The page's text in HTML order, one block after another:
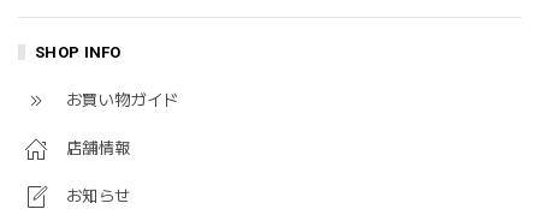
SHOP INFO
お買い物ガイド
店舗情報
お知らせ